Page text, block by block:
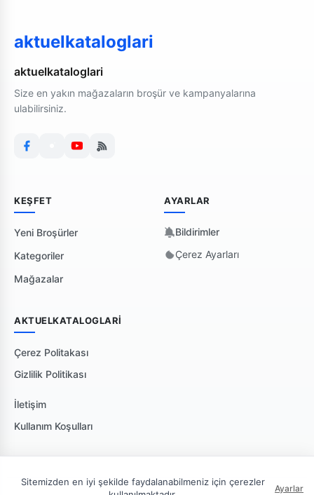
aktuelkataloglari
aktuelkataloglari
Size en yakın mağazaların broşür ve kampanyalarına
ulabilirsiniz.
KEŞFET
Yeni Broşürler
Kategoriler
Mağazalar
AYARLAR
Bildirimler
Çerez Ayarları
AKTUELKATALOGLARI
Çerez Politakası
Gizlilik Politikası
İletişim
Kullanım Koşulları
Sitemizden en iyi şekilde faydalanabilmeniz için çerezler
Ayarlar